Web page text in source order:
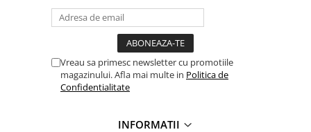
Vreau sa primesc newsletter cu promotiile
magazinului. Afla mai multe in Politica de
Confidentialitate
INFORMATII